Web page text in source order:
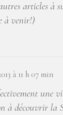
articles à
à venir!)
à 11 h 07 min
une
à découvrir la